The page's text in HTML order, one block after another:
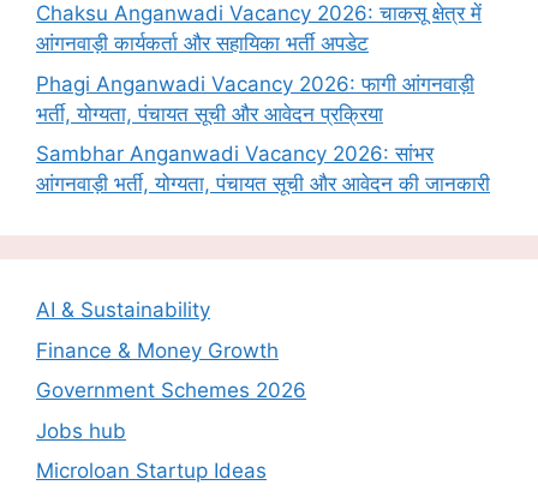
Chaksu Anganwadi Vacancy 2026: चाकसू क्षेत्र में
आंगनवाड़ी कार्यकर्ता और सहायिका भर्ती अपडेट
Phagi Anganwadi Vacancy 2026: फागी आंगनवाड़ी
भर्ती, योग्यता, पंचायत सूची और आवेदन प्रक्रिया
Sambhar Anganwadi Vacancy 2026: सांभर
आंगनवाड़ी भर्ती, योग्यता, पंचायत सूची और आवेदन की जानकारी
AI & Sustainability
Finance & Money Growth
Government Schemes 2026
Jobs hub
Microloan Startup Ideas